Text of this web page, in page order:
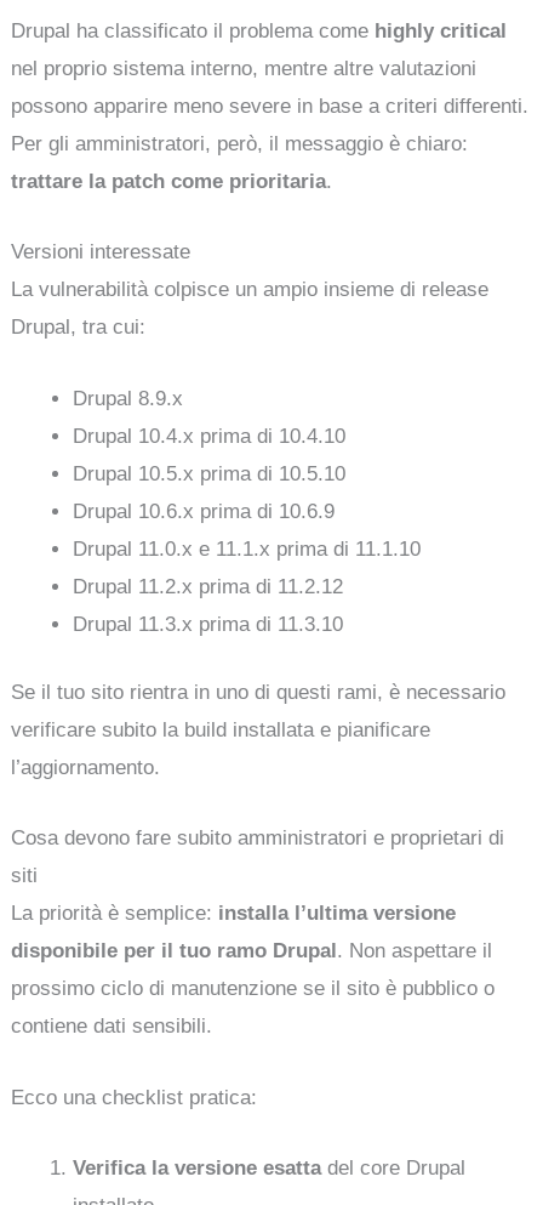
Drupal ha classificato il problema come highly critical
nel proprio sistema interno, mentre altre valutazioni
possono apparire meno severe in base a criteri differenti.
Per gli amministratori, però, il messaggio è chiaro:
trattare la patch come prioritaria.
Versioni interessate
La vulnerabilità colpisce un ampio insieme di release
Drupal, tra cui:
Drupal 8.9.x
Drupal 10.4.x prima di 10.4.10
Drupal 10.5.x prima di 10.5.10
Drupal 10.6.x prima di 10.6.9
Drupal 11.0.x e 11.1.x prima di 11.1.10
Drupal 11.2.x prima di 11.2.12
Drupal 11.3.x prima di 11.3.10
Se il tuo sito rientra in uno di questi rami, è necessario
verificare subito la build installata e pianificare
l’aggiornamento.
Cosa devono fare subito amministratori e proprietari di
siti
La priorità è semplice: installa l’ultima versione
disponibile per il tuo ramo Drupal . Non aspettare il
prossimo ciclo di manutenzione se il sito è pubblico o
contiene dati sensibili.
Ecco una checklist pratica:
Verifica la versione esattadel core Drupal